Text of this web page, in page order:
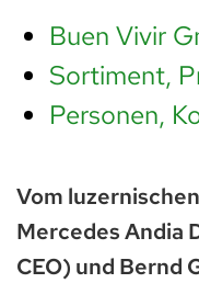
Buen Vivir
Sortiment,
Personen,
Vom
Mercedes Andia
CEO) und Bernd